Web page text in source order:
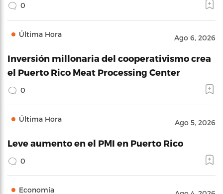
0
Última Hora Ago 6, 2026
Inversión millonaria del cooperativismo crea
el Puerto Rico Meat Processing Center
0
Última Hora Ago 5, 2026
Leve aumento en el PMI en Puerto Rico
0
Economía